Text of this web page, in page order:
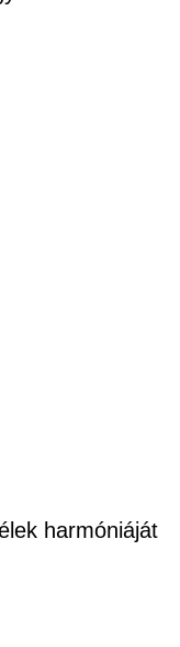
harmóniáját